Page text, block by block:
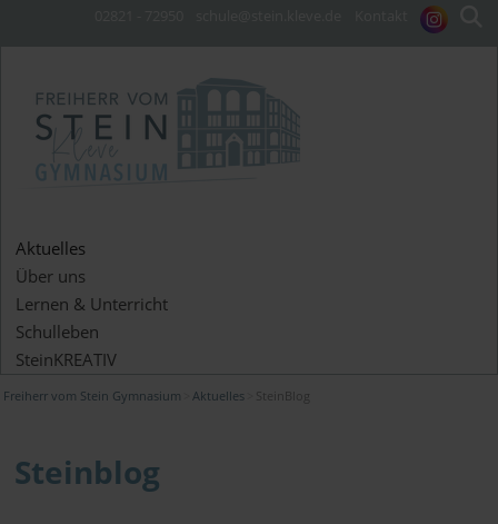
Aktuelles
Über uns
Lernen & Unterricht
Schulleben
SteinKREATIV
Freiherr vom Stein Gymnasium Aktuelles SteinBlog
Steinblog